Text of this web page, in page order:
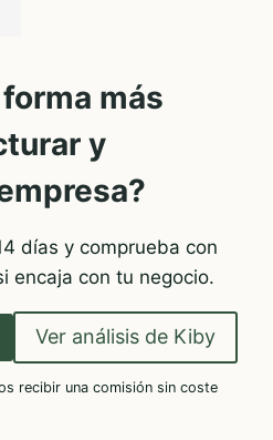
más
y
días y comprueba con
encaja con tu negocio.
Ver análisis de Kiby
recibir una comisión sin coste